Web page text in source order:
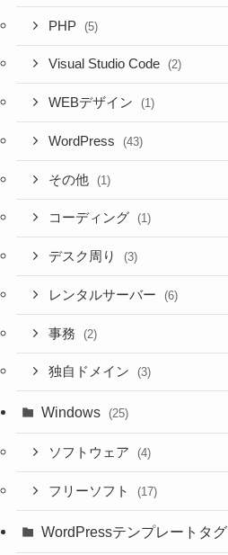
PHP (5)
Visual Studio Code (2)
WEBデザイン (1)
WordPress (43)
その他 (1)
コーディング (1)
デスク周り (3)
レンタルサーバー (6)
事務 (2)
独自ドメイン (3)
Windows (25)
ソフトウェア (4)
フリーソフト (17)
WordPressテンプレートタグ